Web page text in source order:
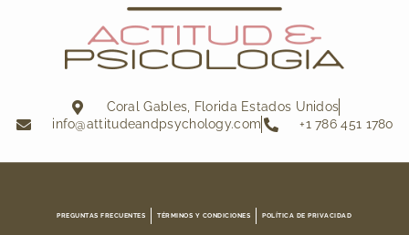
Coral Gables, Florida Estados Unidos
info@attitudeandpsychology.com
+1 786 451 1780
PREGUNTAS FRECUENTES TÉRMINOS Y CONDICIONES POLÍTICA DE PRIVACIDAD